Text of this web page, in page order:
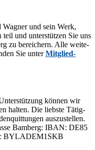
und sein Werk,
teil und un­ter­stüt­zen Sie uns
zu be­rei­chern. Alle wei­te­
Sie un­terMit­glied­
kön­nen wir
hal­ten. Die liebs­te Tä­tig­
aus­zu­stel­len.
Bam­berg: IBAN: DE85
BYLADEM1SKB